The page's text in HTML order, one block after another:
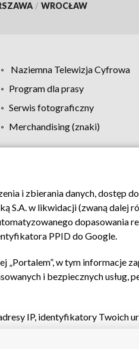
/ WROCŁAW
Naziemna Telewizja Cyfrowa
Program dla prasy
Serwis fotograficzny
Merchandising (znaki)
Biuro reklamy Kontakt
i zbierania danych, dostęp
S.A. w likwidacji (zwaną dalej
dopasowania
PPID do Google.
„Portalem”, w tym informacje
i bezpiecznych usług,
IP, identyfikatory Twoich
wyboru podstawowych